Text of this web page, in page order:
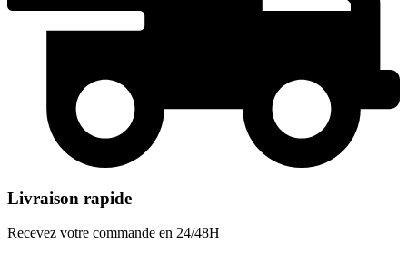
Livraison rapide
Recevez votre commande en 24/48H